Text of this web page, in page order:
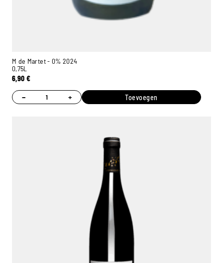
M de Martet - 0% 2024
0,75L
6,90 €
− + Toevoegen